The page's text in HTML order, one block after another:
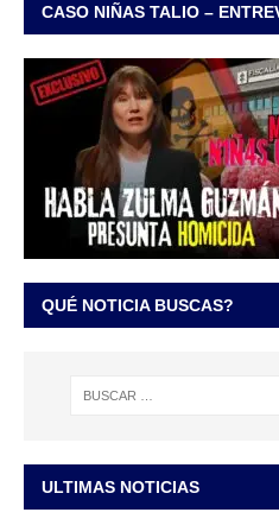
CASO NIÑAS TALIO –
QUÉ NOTICIA BUSCAS?
ULTIMAS NOTICIAS